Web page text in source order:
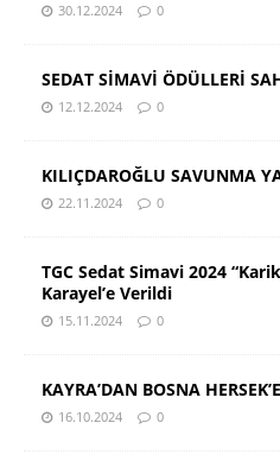
30.12.2024 0
SEDAT SİMAVİ ÖDÜLLERİ
12.12.2024 0
KILIÇDAROĞLU SAVUNMA
22.11.2024 0
TGC Sedat Simavi 2024
Karayel’e Verildi
15.11.2024 0
KAYRA’DAN BOSNA
16.10.2024 0